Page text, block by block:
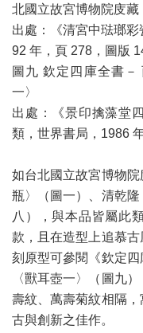
北國立故宮博物院庋藏
出處：《清宮中琺瑯
92 年，頁 278，圖版
圖九 欽定四庫全書
一〉
出處：《景印擒藻堂
類，世界書局，1986
如台北國立故宮博物
瓶〉（圖一）、清乾
八），與本品皆屬此
款，且在造型上追慕
刻原型可參閱《欽定
〈獸耳壺一〉（圖九
壽紋、萬壽菊紋相隔
古與創新之佳作。